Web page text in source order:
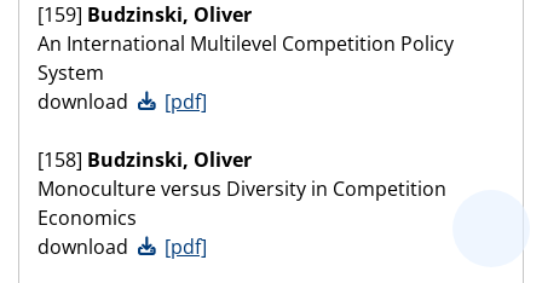
[159] Budzinski, Oliver
An International Multilevel Competition Policy
System
download
[pdf]
[158] Budzinski, Oliver
Monoculture versus Diversity in Competition
Economics
download
[pdf]